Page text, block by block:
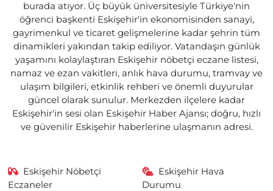
burada atıyor. Üç büyük üniversitesiyle Türkiye'nin
öğrenci başkenti Eskişehir'in ekonomisinden sanayi,
gayrimenkul ve ticaret gelişmelerine kadar şehrin tüm
dinamikleri yakından takip ediliyor. Vatandaşın günlük
yaşamını kolaylaştıran Eskişehir nöbetçi eczane listesi,
namaz ve ezan vakitleri, anlık hava durumu, tramvay ve
ulaşım bilgileri, etkinlik rehberi ve önemli duyurular
güncel olarak sunulur. Merkezden ilçelere kadar
Eskişehir'in sesi olan Eskişehir Haber Ajansı; doğru, hızlı
ve güvenilir Eskişehir haberlerine ulaşmanın adresi.
Eskişehir Nöbetçi
Eczaneler
Eskişehir Hava
Durumu